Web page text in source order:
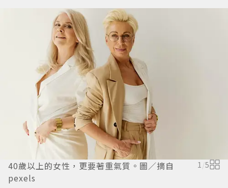
40歲以上的女性，更要著重氣質。圖／摘自
pexels
1/5